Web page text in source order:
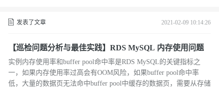
打满的风险。
发表了文章 2021-02-09 10:14:26
【巡检问题分析与最佳实践】RDS MySQL 内存使用问题
实例内存使用率和buffer pool命中率是RDS MySQL的关键指标之
一，如果内存使用率过高会有OOM风险，如果buffer pool命中率
低，大量的数据页无法命中buffer pool中缓存的数据页，需要从存储